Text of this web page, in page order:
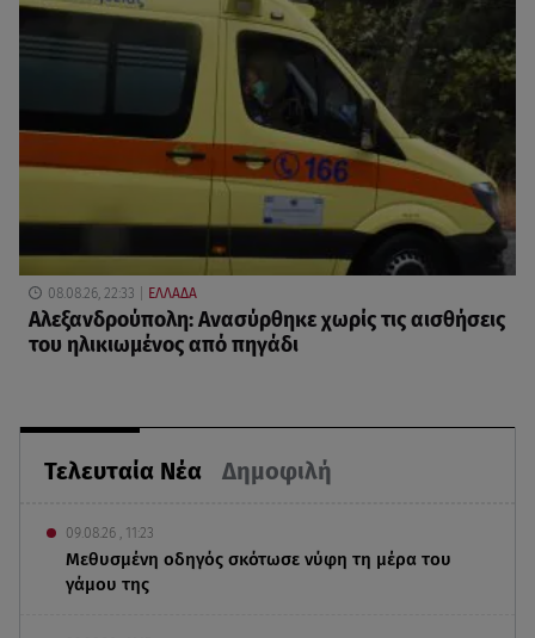
Τελευταία Νέα Δημοφιλή
09.08.26 , 11:23
Μεθυσμένη οδηγός σκότωσε νύφη τη μέρα του
γάμου της
08.08.26, 22:33 ΕΛΛΑΔΑ
Αλεξανδρούπολη: Ανασύρθηκε χωρίς τις αισθήσεις
του ηλικιωμένος από πηγάδι